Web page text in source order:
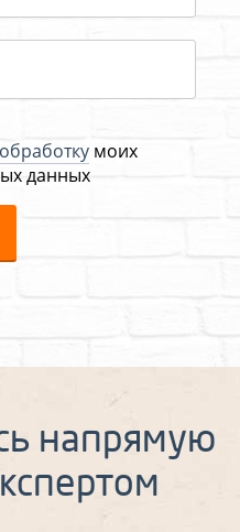
обработкумоих
данных
напрямую